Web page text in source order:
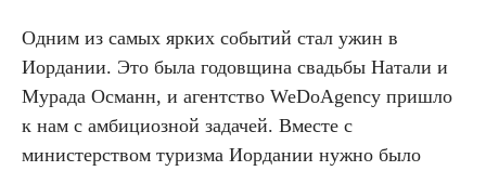
Одним из самых ярких событий стал ужин в
Иордании. Это была годовщина свадьбы Натали и
Мурада Османн, и агентство WeDoAgency пришло
к нам с амбициозной задачей. Вместе с
министерством туризма Иордании нужно было